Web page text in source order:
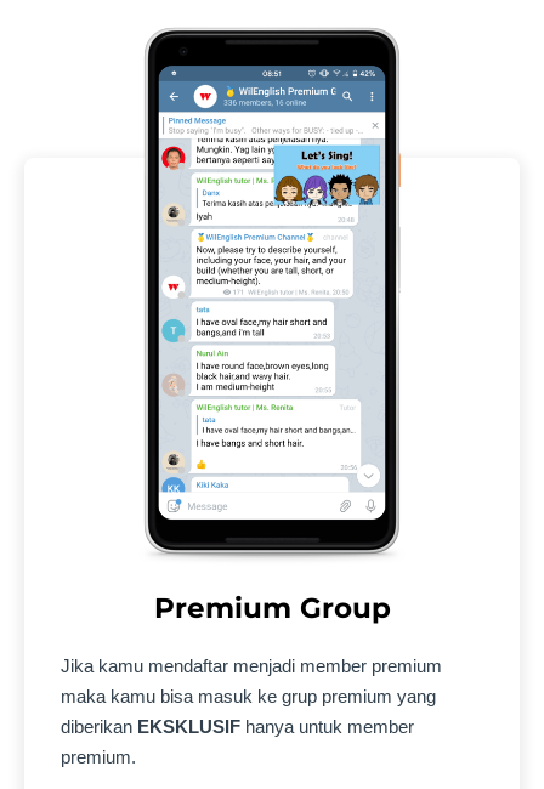
Premium Group
Jika kamu mendaftar menjadi member premium
maka kamu bisa masuk ke grup premium yang
diberikan EKSKLUSIF hanya untuk member
premium.